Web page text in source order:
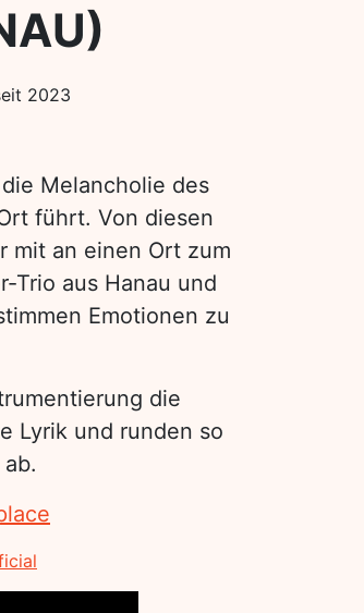
2023
Melancholie des
führt. Von diesen
mit an einen Ort zum
Trio aus Hanau und
Emotionen zu
die
Lyrik und runden so